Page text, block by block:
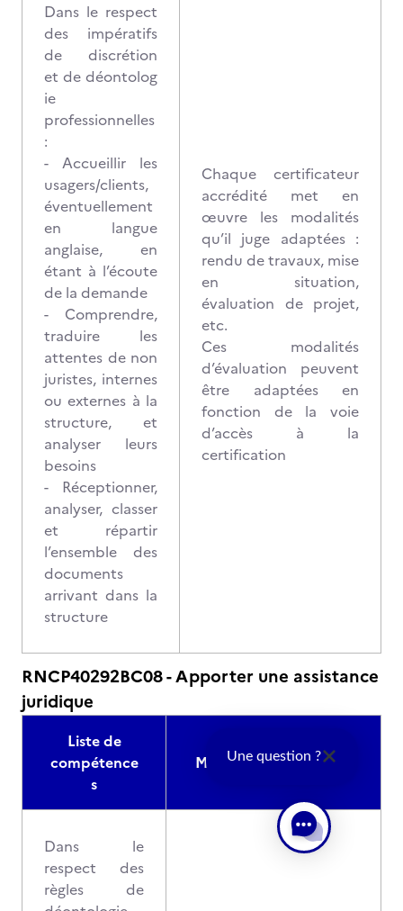
Dans le respect
des impératifs
de discrétion
et de déontolog
ie
professionnelles
:
- Accueillir les
usagers/clients,
éventuellement
en langue
anglaise, en
étant à l’écoute
de la demande
- Comprendre,
traduire les
attentes de non
juristes, internes
ou externes à la
structure, et
analyser leurs
besoins
- Réceptionner,
analyser, classer
et répartir
l’ensemble des
documents
arrivant dans la
structure
Chaque certificateur
accrédité met en
œuvre les modalités
qu’il juge adaptées :
rendu de travaux, mise
en situation,
évaluation de projet,
etc.
Ces modalités
d’évaluation peuvent
être adaptées en
fonction de la voie
d’accès à la
certification
RNCP40292BC08 - Apporter une assistance
juridique
Liste de
compétence
s
Modalités d'évaluation
Dans le
respect des
règles de
Une question ?